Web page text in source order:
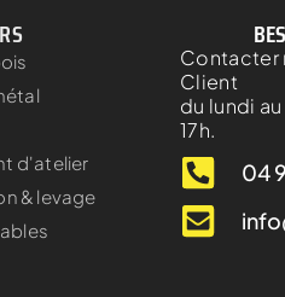
d'atelier
& levage
Contacter
Client
du lundi
17h.
04